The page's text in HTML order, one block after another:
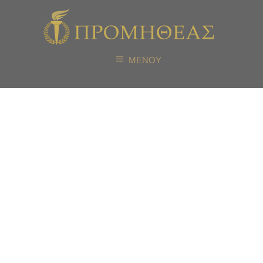
ΜΕΝΟΥ